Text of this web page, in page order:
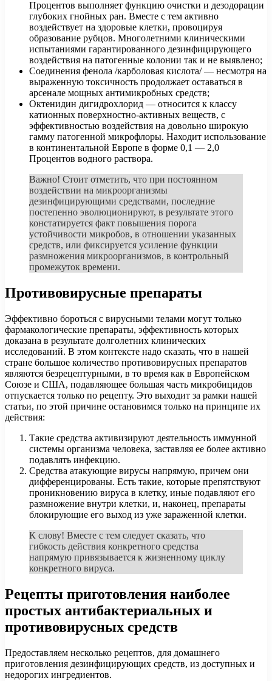
Процентов выполняет функцию очистки и дезодорации
глубоких гнойных ран. Вместе с тем активно
воздействует на здоровые клетки, провоцируя
образование рубцов. Многолетними клиническими
испытаниями гарантированного дезинфицирующего
воздействия на патогенные колонии так и не выявлено;
Соединения фенола /карболовая кислота/ — несмотря на
выраженную токсичность продолжает оставаться в
арсенале мощных антимикробных средств;
Октенидин дигидрохлорид — относится к классу
катионных поверхностно-активных веществ, с
эффективностью воздействия на довольно широкую
гамму патогенной микрофлоры. Находит использование
в континентальной Европе в форме 0,1 — 2,0
Процентов водного раствора.
Важно! Стоит отметить, что при постоянном
воздействии на микроорганизмы
дезинфицирующими средствами, последние
постепенно эволюционируют, в результате этого
констатируется факт повышения порога
устойчивости микробов, в отношении указанных
средств, или фиксируется усиление функции
размножения микроорганизмов, в контрольный
промежуток времени.
Противовирусные препараты
Эффективно бороться с вирусными телами могут только
фармакологические препараты, эффективность которых
доказана в результате долголетних клинических
исследований. В этом контексте надо сказать, что в нашей
стране большое количество противовирусных препаратов
являются безрецептурными, в то время как в Европейском
Союзе и США, подавляющее большая часть микробицидов
отпускается только по рецепту. Это выходит за рамки нашей
статьи, по этой причине остановимся только на принципе их
действия:
Такие средства активизируют деятельность иммунной
системы организма человека, заставляя ее более активно
подавлять инфекцию.
Средства атакующие вирусы напрямую, причем они
дифференцированы. Есть такие, которые препятствуют
проникновению вируса в клетку, иные подавляют его
размножение внутри клетки, и, наконец, препараты
блокирующие его выход из уже зараженной клетки.
К слову! Вместе с тем следует сказать, что
гибкость действия конкретного средства
напрямую привязывается к жизненному циклу
конкретного вируса.
Рецепты приготовления наиболее
простых антибактериальных и
противовирусных средств
Предоставляем несколько рецептов, для домашнего
приготовления дезинфицирующих средств, из доступных и
недорогих ингредиентов.